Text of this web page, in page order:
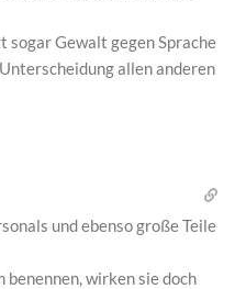
sogar Gewalt gegen Sprache
allen anderen
und ebenso große Teile
benennen, wirken sie doch